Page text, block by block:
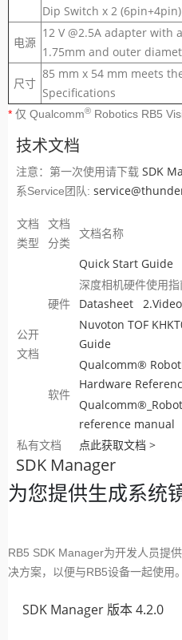
Dip Switch x 2 (6pin+4pin)
电源
12 V @2.5A adapter with
1.75mm and outer
尺寸
85 mm x 54 mm meets
Specifications
* 仅 Qualcomm® Robotics RB5
技术文档
注意：第一次使用请下载 SDK
系Service团队:
文档
类型
文档
分类
文档名称
公开
文档
硬件
Quick Start Guide
深度相机硬件使用指
Datasheet
Nuvoton TOF
Guide
软件
Qualcomm®
Hardware
reference manual
私有文档
点此获取文档 >
SDK Manager
为您提供生成系统
RB5 SDK Manager为开发人员提
决方案，以便与RB5设备一起使用。
SDK Manager 版本 4.2.0